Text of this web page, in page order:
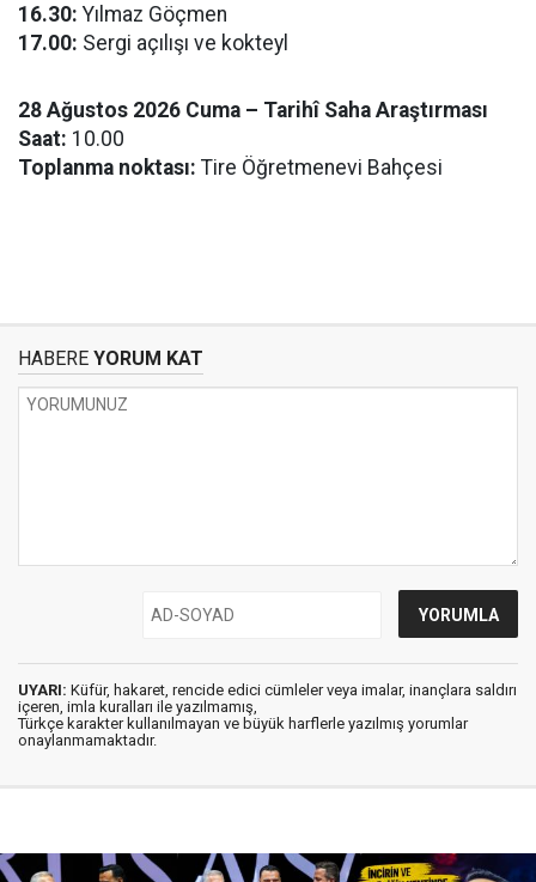
16.30: Yılmaz Göçmen
17.00: Sergi açılışı ve kokteyl
28 Ağustos 2026 Cuma – Tarihî Saha Araştırması
Saat: 10.00
Toplanma noktası: Tire Öğretmenevi Bahçesi
HABERE YORUM KAT
UYARI: Küfür, hakaret, rencide edici cümleler veya imalar, inançlara saldırı
içeren, imla kuralları ile yazılmamış,
Türkçe karakter kullanılmayan ve büyük harflerle yazılmış yorumlar
onaylanmamaktadır.